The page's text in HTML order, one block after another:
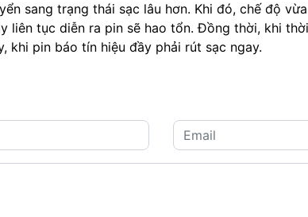
sang trạng thái sạc lâu hơn. Khi đó, chế độ
liên tục diễn ra pin sẽ hao tổn. Đồng thời, khi
khi pin báo tín hiệu đầy phải rút sạc ngay.